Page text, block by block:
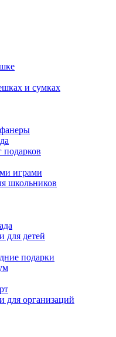
и сумках
подарков
играми
школьников
для детей
подарки
для организаций